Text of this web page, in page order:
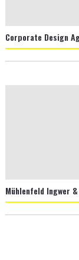
Corporate Design
Mühlenfeld Ingwer